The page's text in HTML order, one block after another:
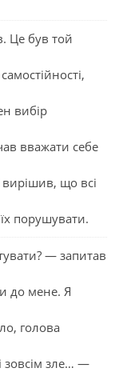
Це був той
вибір
вважати себе
вирішив, що всі
порушувати.
— запитав
до мене. Я
голова
зовсім зле… —